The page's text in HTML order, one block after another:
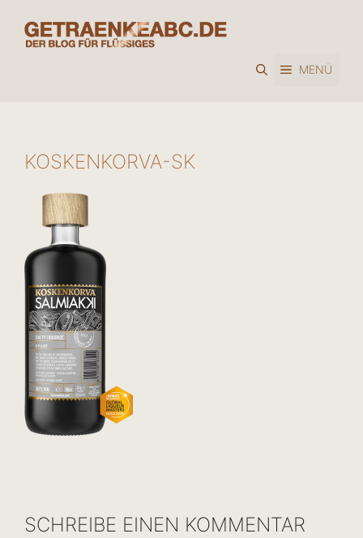
Inhalt
springen
MENÜ
KOSKENKORVA-SK
SCHREIBE EINEN KOMMENTAR